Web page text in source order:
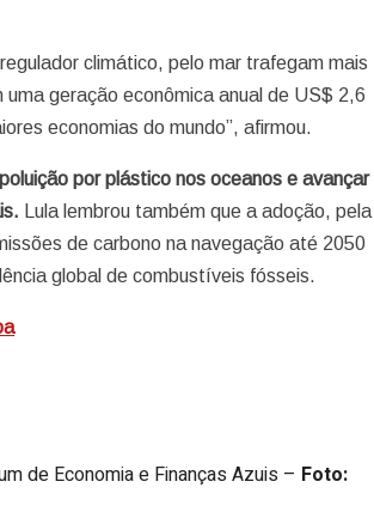
climático, pelo mar trafegam mais
geração econômica anual de US$ 2,6
economias do mundo”, afirmou.
por plástico nos oceanos e avançar
Lula lembrou também que a adoção, pela
de carbono na navegação até 2050
global de combustíveis fósseis.
de Economia e Finanças Azuis – Foto: